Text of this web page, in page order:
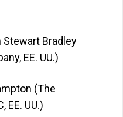
Stewart Bradley
EE. UU.)
(The
EE. UU.)